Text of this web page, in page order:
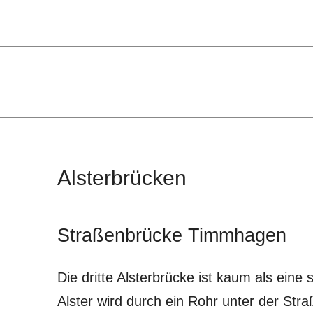
Alsterbrücken
Straßenbrücke Timmhagen
Die dritte Alsterbrücke ist kaum als eine
Alster wird durch ein Rohr unter der